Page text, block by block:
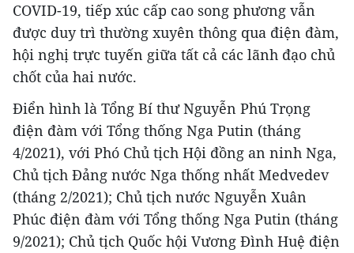
COVID-19, tiếp xúc cấp cao song phương vẫn
được duy trì thường xuyên thông qua điện đàm,
hội nghị trực tuyến giữa tất cả các lãnh đạo chủ
chốt của hai nước.
Điển hình là Tổng Bí thư Nguyễn Phú Trọng
điện đàm với Tổng thống Nga Putin (tháng
4/2021), với Phó Chủ tịch Hội đồng an ninh Nga,
Chủ tịch Đảng nước Nga thống nhất Medvedev
(tháng 2/2021); Chủ tịch nước Nguyễn Xuân
Phúc điện đàm với Tổng thống Nga Putin (tháng
9/2021); Chủ tịch Quốc hội Vương Đình Huệ điện